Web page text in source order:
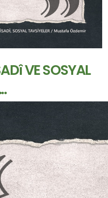
VE SOSYAL